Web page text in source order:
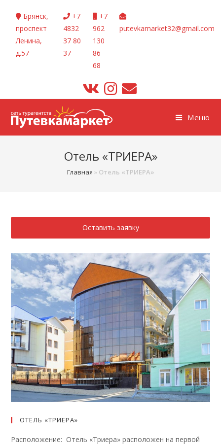
Перейти
содержимому
Брянск,
проспект
Ленина,
д.57
+7
4832
37 80
37
+7
962
130
86
68
putevkamarket32@gmail.com
Меню
Отель «ТРИЕРА»
Главная » Отель «ТРИЕРА»
Оставить заявку
ОТЕЛЬ «ТРИЕРА»
Расположение: Отель «Триера» расположен на первой